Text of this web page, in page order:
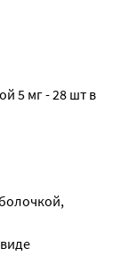
5 мг - 28 шт в